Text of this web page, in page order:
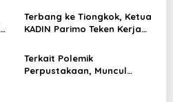
ke Pasar Tiongkok
Terbang ke Tiongkok, Ketua
KADIN Parimo Teken Kerja
Durian
Terkait Polemik
Perpustakaan, Muncul